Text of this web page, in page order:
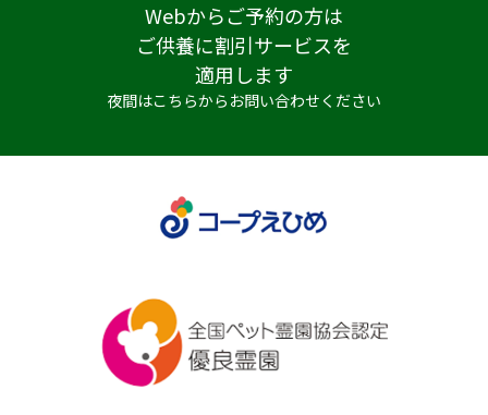
Webからご予約の方は
ご供養に割引サービスを
適用します
夜間はこちらからお問い合わせください